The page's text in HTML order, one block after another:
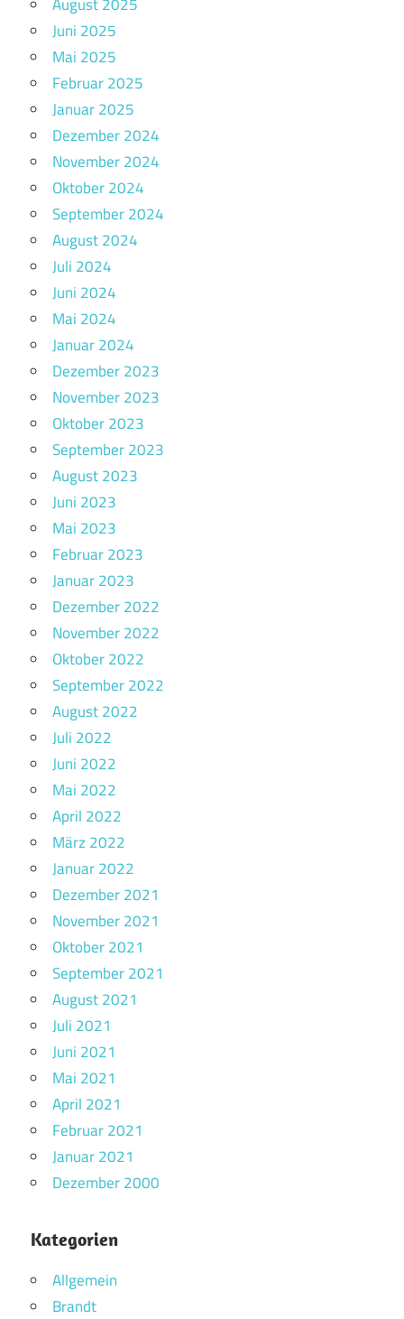
Juni 2025
Mai 2025
Februar 2025
Januar 2025
Dezember 2024
November 2024
Oktober 2024
September 2024
August 2024
Juli 2024
Juni 2024
Mai 2024
Januar 2024
Dezember 2023
November 2023
Oktober 2023
September 2023
August 2023
Juni 2023
Mai 2023
Februar 2023
Januar 2023
Dezember 2022
November 2022
Oktober 2022
September 2022
August 2022
Juli 2022
Juni 2022
Mai 2022
April 2022
März 2022
Januar 2022
Dezember 2021
November 2021
Oktober 2021
September 2021
August 2021
Juli 2021
Juni 2021
Mai 2021
April 2021
Februar 2021
Januar 2021
Dezember 2000
Kategorien
Allgemein
Brandt